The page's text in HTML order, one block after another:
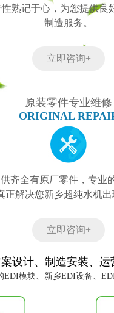
熟记于心，为您提供良
制造服务。
立即咨询+
原装零件专业维修
ORIGINAL
齐全有原厂零件，专业
正解决您新乡超纯水机出
立即咨询+
设计、制造安装、
EDI模块、新乡EDI设备、